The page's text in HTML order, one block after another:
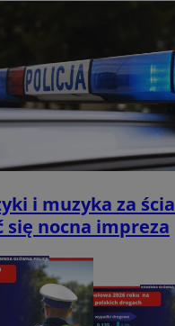
i muzyka za
się nocna impreza